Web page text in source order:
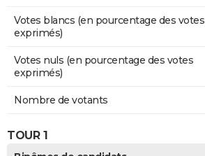
Votes blancs (en pourcentage des votes
exprimés)
Votes nuls (en pourcentage des votes
exprimés)
Nombre de votants
TOUR 1